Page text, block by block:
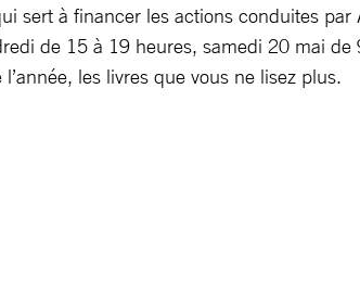
sert à financer les actions conduites
de 15 à 19 heures, samedi 20 mai
les livres que vous ne lisez plus.